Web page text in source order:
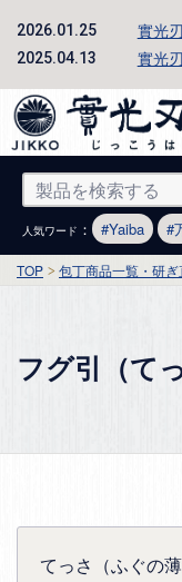
2026.01.25 實光
2025.04.13 實光
人気ワード ： Yaiba
TOP 包丁商品一覧・研ぎ
フグ引（て
てっさ（ふぐの